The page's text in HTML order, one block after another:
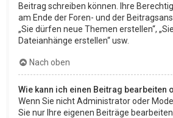
Beitrag schreiben können. Ihre
am Ende der Foren- und der
„Sie dürfen neue Themen erstellen“,
Dateianhänge erstellen“ usw.
Nach oben
Wie kann ich einen Beitrag bearbeiten
Wenn Sie nicht Administrator oder
Sie nur Ihre eigenen Beiträge